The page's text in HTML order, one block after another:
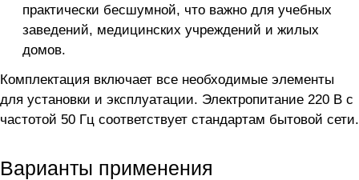
практически бесшумной, что важно для учебных
заведений, медицинских учреждений и жилых
домов.
Комплектация включает все необходимые элементы
для установки и эксплуатации. Электропитание 220 В с
частотой 50 Гц соответствует стандартам бытовой сети.
Варианты применения